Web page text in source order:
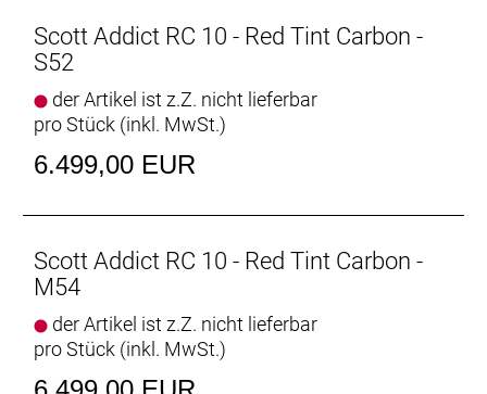
Empfehlung Mindestgröße: 195 cm
Empfehlung Maximalgröße: 205 cm
Scott Addict RC 10 - Red Tint Carbon -
S52
der Artikel ist z.Z. nicht lieferbar
pro Stück (inkl. MwSt.)
6.499,00 EUR
Scott Addict RC 10 - Red Tint Carbon -
M54
der Artikel ist z.Z. nicht lieferbar
pro Stück (inkl. MwSt.)